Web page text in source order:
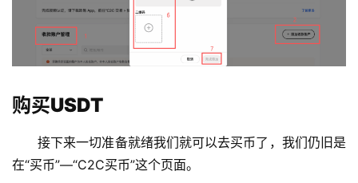
购买USDT
接下来一切准备就绪我们就可以去买币了，我们仍旧是
在“买币”—“C2C买币”这个页面。